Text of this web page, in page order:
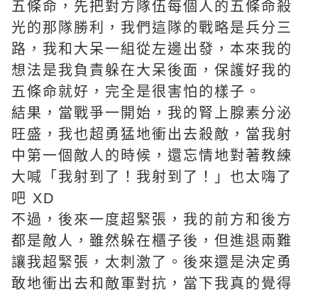
五條命，先把對方隊伍每個人的五條命殺
光的那隊勝利，我們這隊的戰略是兵分三
路，我和大呆一組從左邊出發，本來我的
想法是我負責躲在大呆後面，保護好我的
五條命就好，完全是很害怕的樣子。
結果，當戰爭一開始，我的腎上腺素分泌
旺盛，我也超勇猛地衝出去殺敵，當我射
中第一個敵人的時候，還忘情地對著教練
大喊「我射到了！我射到了！」也太嗨了
吧 XD
不過，後來一度超緊張，我的前方和後方
都是敵人，雖然躲在櫃子後，但進退兩難
讓我超緊張，太刺激了。後來還是決定勇
敢地衝出去和敵軍對抗，當下我真的覺得